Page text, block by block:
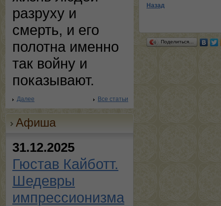
разруху и
смерть, и его
полотна именно
так войну и
показывают.
Далее Все статьи
Афиша
31.12.2025
Гюстав Кайботт.
Шедевры
импрессионизма
Назад
Поделиться…